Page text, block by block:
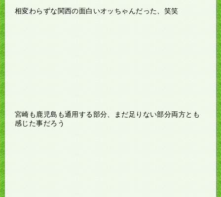
相変わらずな関西の面白いオッちゃんだった、笑笑
宮崎も鹿児島も通用する部分、まだ足りない部分両方とも
感じた事だろう